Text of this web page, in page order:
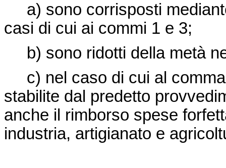
a) sono corrisposti
casi di cui ai commi 1 e 3;
b) sono ridotti della metà
c) nel caso di cui al comma
stabilite dal predetto
anche il rimborso spese
industria, artigianato e